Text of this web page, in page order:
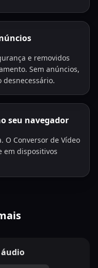
e removidos
Sem anúncios,
seu navegador
O Conversor de Vídeo
em dispositivos